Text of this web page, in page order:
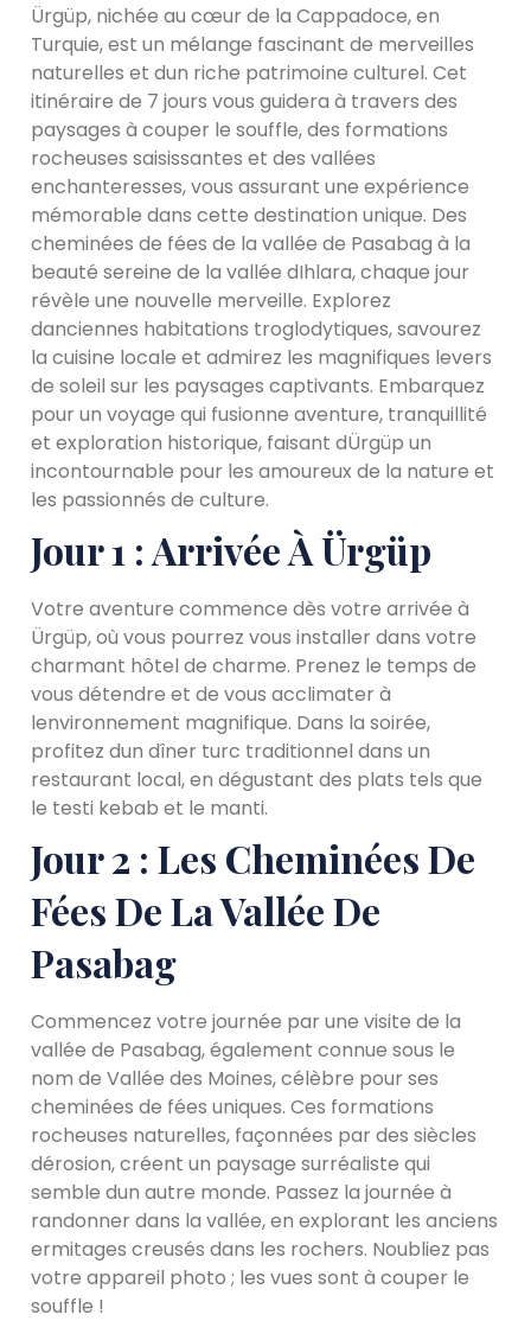
Ürgüp, nichée au cœur de la Cappadoce, en
Turquie, est un mélange fascinant de merveilles
naturelles et dun riche patrimoine culturel. Cet
itinéraire de 7 jours vous guidera à travers des
paysages à couper le souffle, des formations
rocheuses saisissantes et des vallées
enchanteresses, vous assurant une expérience
mémorable dans cette destination unique. Des
cheminées de fées de la vallée de Pasabag à la
beauté sereine de la vallée dIhlara, chaque jour
révèle une nouvelle merveille. Explorez
danciennes habitations troglodytiques, savourez
la cuisine locale et admirez les magnifiques levers
de soleil sur les paysages captivants. Embarquez
pour un voyage qui fusionne aventure, tranquillité
et exploration historique, faisant dÜrgüp un
incontournable pour les amoureux de la nature et
les passionnés de culture.
Jour 1 : Arrivée À Ürgüp
Votre aventure commence dès votre arrivée à
Ürgüp, où vous pourrez vous installer dans votre
charmant hôtel de charme. Prenez le temps de
vous détendre et de vous acclimater à
lenvironnement magnifique. Dans la soirée,
profitez dun dîner turc traditionnel dans un
restaurant local, en dégustant des plats tels que
le testi kebab et le manti.
Jour 2 : Les Cheminées De
Fées De La Vallée De
Pasabag
Commencez votre journée par une visite de la
vallée de Pasabag, également connue sous le
nom de Vallée des Moines, célèbre pour ses
cheminées de fées uniques. Ces formations
rocheuses naturelles, façonnées par des siècles
dérosion, créent un paysage surréaliste qui
semble dun autre monde. Passez la journée à
randonner dans la vallée, en explorant les anciens
ermitages creusés dans les rochers. Noubliez pas
votre appareil photo ; les vues sont à couper le
souffle !